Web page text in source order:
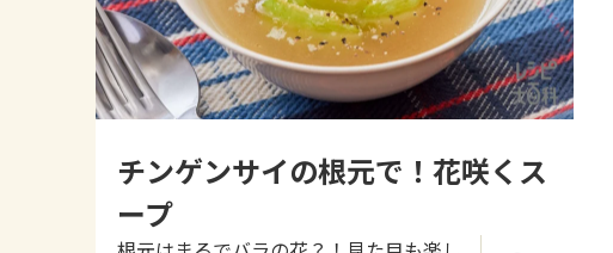
チンゲンサイの根元で！花咲くス
ープ